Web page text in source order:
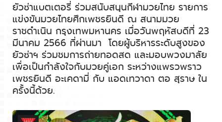
ยัวซ่าแบตเตอรี่ ร่วมสนับสนุนกีฬามวยไทย รายการ
แข่งขันมวยไทยศึกเพชรยินดี ณ สนามมวย
ราชดำเนิน กรุงเทพมหานคร เมื่อวันพฤหัสบดีที่ 23
มีนาคม 2566 ที่ผ่านมา โดยผู้บริหารระดับสูงของ
ยัวซ่าฯ ร่วมชมการถ่ายทอดสด และมอบพวงมาลัย
เพื่อเป็นกำลังใจกับมวยคู่เอก ระหว่างแพรวพราว
เพชรยินดี อะเคดามี่ กับ แอดเทวาดา ตอ สุราษ ใน
ครั้งนี้ด้วย.